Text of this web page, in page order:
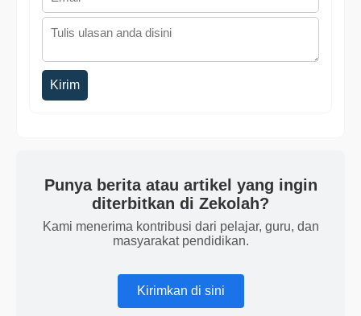
Kirim
Punya berita atau artikel yang ingin
diterbitkan di Zekolah?
Kami menerima kontribusi dari pelajar, guru, dan
masyarakat pendidikan.
Kirimkan di sini